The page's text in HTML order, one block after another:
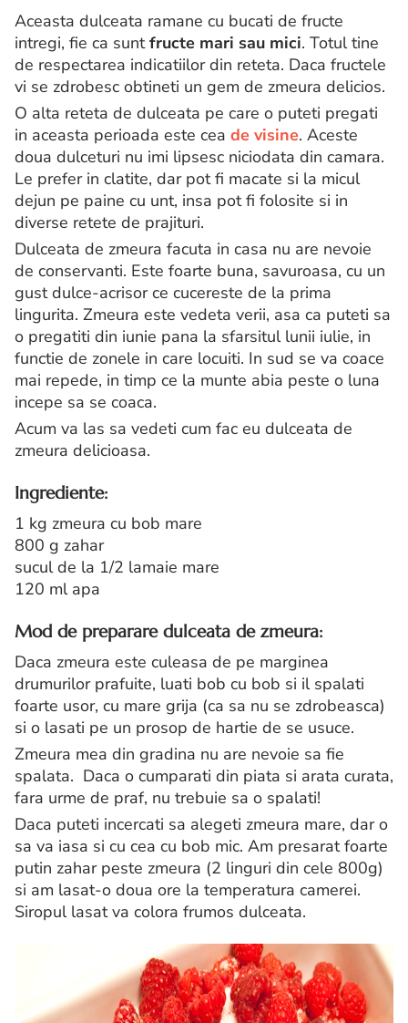
Aceasta dulceata ramane cu bucati de fructe
intregi, fie ca suntfructe mari sau mici. Totul tine
de respectarea indicatiilor din reteta. Daca fructele
vi se zdrobesc obtineti un gem de zmeura delicios.
O alta reteta de dulceata pe care o puteti pregati
in aceasta perioada este cea de visine. Aceste
doua dulceturi nu imi lipsesc niciodata din camara.
Le prefer in clatite, dar pot fi macate si la micul
dejun pe paine cu unt, insa pot fi folosite si in
diverse retete de prajituri.
Dulceata de zmeura facuta in casa nu are nevoie
de conservanti. Este foarte buna, savuroasa, cu un
gust dulce-acrisor ce cucereste de la prima
lingurita. Zmeura este vedeta verii, asa ca puteti sa
o pregatiti din iunie pana la sfarsitul lunii iulie, in
functie de zonele in care locuiti. In sud se va coace
mai repede, in timp ce la munte abia peste o luna
incepe sa se coaca.
Acum va las sa vedeti cum fac eu dulceata de
zmeura delicioasa.
Ingrediente:
1 kg zmeura cu bob mare
800 g zahar
sucul de la 1/2 lamaie mare
120 ml apa
Mod de preparare dulceata de zmeura:
Daca zmeura este culeasa de pe marginea
drumurilor prafuite, luati bob cu bob si il spalati
foarte usor, cu mare grija (ca sa nu se zdrobeasca)
si o lasati pe un prosop de hartie de se usuce.
Zmeura mea din gradina nu are nevoie sa fie
spalata. Daca o cumparati din piata si arata curata,
fara urme de praf, nu trebuie sa o spalati!
Daca puteti incercati sa alegeti zmeura mare, dar o
sa va iasa si cu cea cu bob mic. Am presarat foarte
putin zahar peste zmeura (2 linguri din cele 800g)
si am lasat-o doua ore la temperatura camerei.
Siropul lasat va colora frumos dulceata.